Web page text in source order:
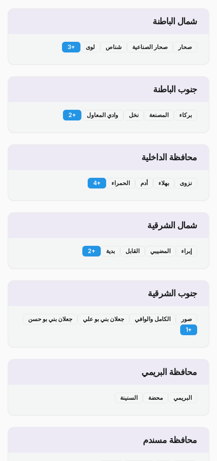
شمال الباطنة
صحار صحار الصناعية شناص لوى +
3
جنوب الباطنة
بركاء المصنعة نخل وادي المعاول +
2
محافظة الداخلية
نزوى بهلاء أدم الحمراء +
4
شمال الشرقية
إبراء المضيبي القابل بدية +
2
جنوب الشرقية
صور الكامل والوافي جعلان بني بو علي
جعلان بني بو حسن
+
1
محافظة البريمي
البريمي محضة السنينة
محافظة مسندم